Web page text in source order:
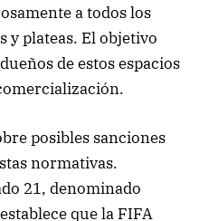
a todos los
y plateas. El objetivo
de estos espacios
posibles sanciones
normativas.
21, denominado
que la FIFA